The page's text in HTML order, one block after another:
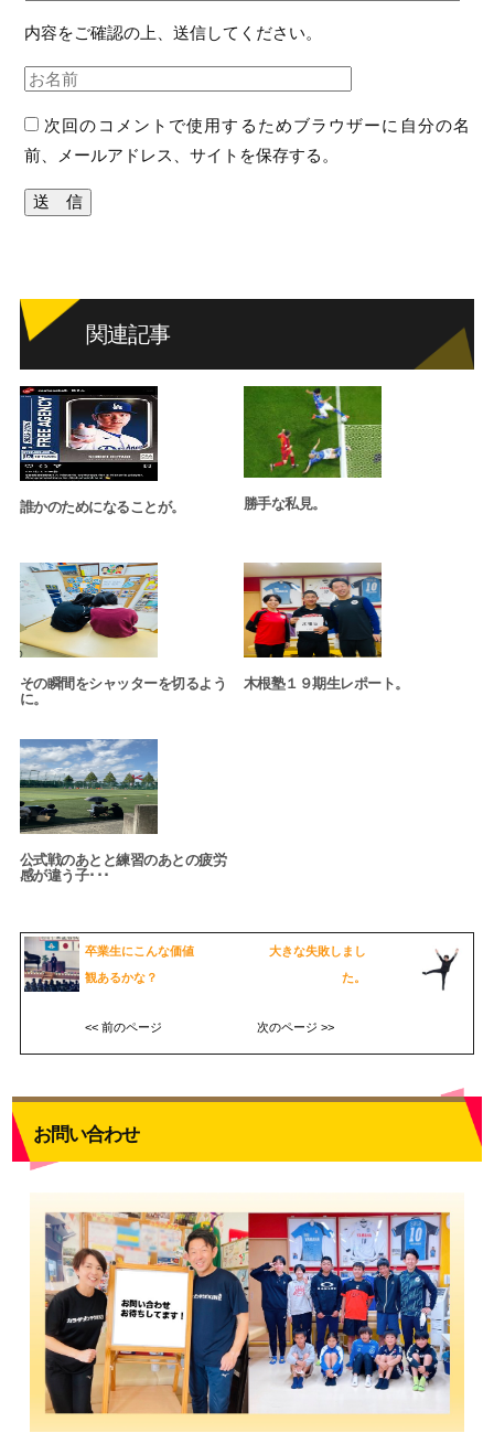
内容をご確認の上、送信してください。
次回のコメントで使用するためブラウザーに自分の名
前、メールアドレス、サイトを保存する。
関連記事
誰かのためになることが。 勝手な私見。
その瞬間をシャッターを切るよう
に。
木根塾１９期生レポート。
公式戦のあとと練習のあとの疲労
感が違う子･･･
卒業生にこんな価値
観あるかな？
<< 前のページ
大きな失敗しまし
た。
次のページ >>
お問い合わせ